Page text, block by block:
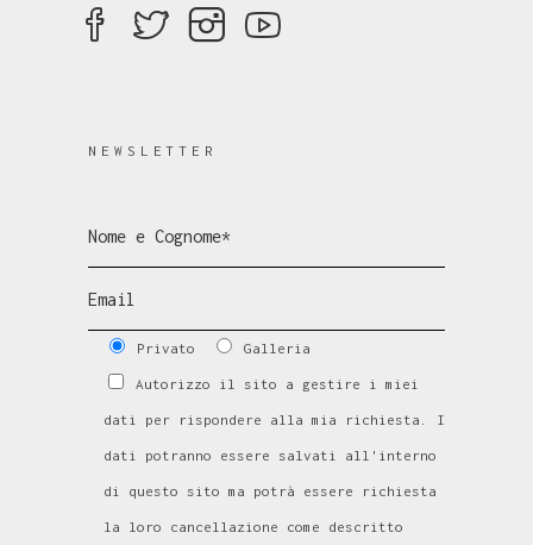
NEWSLETTER
Privato Galleria
Autorizzo il sito a gestire i miei
dati per rispondere alla mia richiesta. I
dati potranno essere salvati all'interno
di questo sito ma potrà essere richiesta
la loro cancellazione come descritto